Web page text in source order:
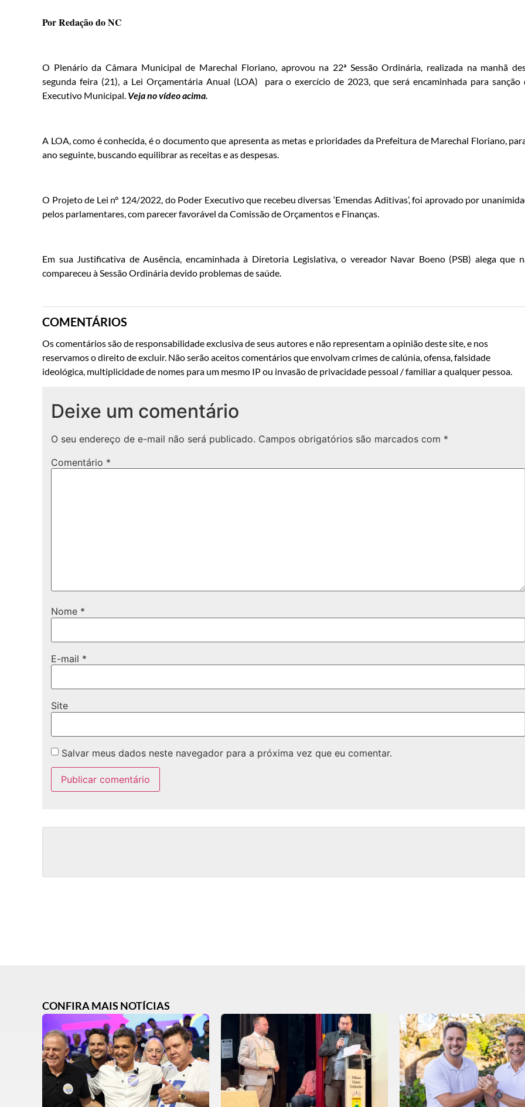
Por Redação do NC
O Plenário da Câmara Municipal de Marechal Floriano, aprovou na 22ª Sessão Ordinária, realizada na manhã
segunda feira (21), a Lei Orçamentária Anual (LOA) para o exercício de 2023, que será encaminhada para sanção
Executivo Municipal. Veja no vídeo acima.
A LOA, como é conhecida, é o documento que apresenta as metas e prioridades da Prefeitura de Marechal Floriano,
ano seguinte, buscando equilibrar as receitas e as despesas.
O Projeto de Lei n° 124/2022, do Poder Executivo que recebeu diversas ‘Emendas Aditivas’, foi aprovado por
pelos parlamentares, com parecer favorável da Comissão de Orçamentos e Finanças.
Em sua Justificativa de Ausência, encaminhada à Diretoria Legislativa, o vereador Navar Boeno (PSB) alega que
compareceu à Sessão Ordinária devido problemas de saúde.
COMENTÁRIOS
Os comentários são de responsabilidade exclusiva de seus autores e não representam a opinião deste site, e nos
reservamos o direito de excluir. Não serão aceitos comentários que envolvam crimes de calúnia, ofensa, falsidade
ideológica, multiplicidade de nomes para um mesmo IP ou invasão de privacidade pessoal / familiar a qualquer pessoa.
Deixe um comentário
O seu endereço de e-mail não será publicado. Campos obrigatórios são marcados com *
Comentário *
Nome *
E-mail *
Site
Salvar meus dados neste navegador para a próxima vez que eu comentar.
CONFIRA MAIS NOTÍCIAS